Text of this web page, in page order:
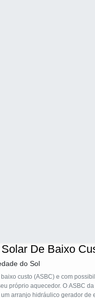
De Baixo
do Sol
custo (ASBC) e com
próprio aquecedor. O ASBC
arranjo hidráulico gerador de